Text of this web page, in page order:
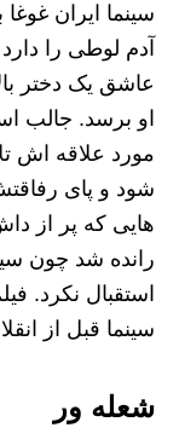
سینما ایران
آدم لوطی را
عاشق یک دختر
او برسد. جالب
مورد علاقه اش
شود و پای
هایی که پر از
رانده شد چون
استقبال نکرد.
سینما قبل از
شعله ور